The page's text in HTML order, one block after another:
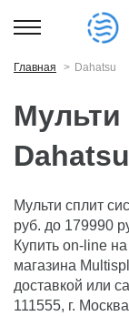
Главная Dahatsu
Мульти
Dahatsu
Мульти сплит
руб. до 179990
Купить on-line
магазина
доставкой или
111555, г.